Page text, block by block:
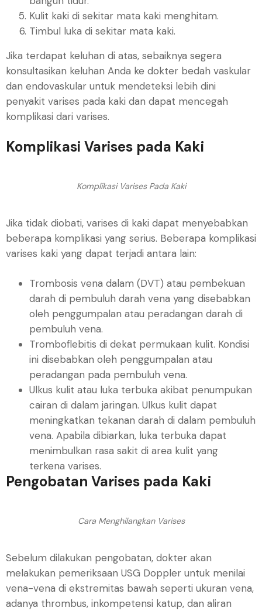
Kulit kaki di sekitar mata kaki menghitam.
Timbul luka di sekitar mata kaki.
Jika terdapat keluhan di atas, sebaiknya segera
konsultasikan keluhan Anda ke dokter bedah vaskular
dan endovaskular untuk mendeteksi lebih dini
penyakit varises pada kaki dan dapat mencegah
komplikasi dari varises.
Komplikasi Varises pada Kaki
Komplikasi Varises Pada Kaki
Jika tidak diobati, varises di kaki dapat menyebabkan
beberapa komplikasi yang serius. Beberapa komplikasi
varises kaki yang dapat terjadi antara lain:
Trombosis vena dalam (DVT) atau pembekuan
darah di pembuluh darah vena yang disebabkan
oleh penggumpalan atau peradangan darah di
pembuluh vena.
Tromboflebitis di dekat permukaan kulit. Kondisi
ini disebabkan oleh penggumpalan atau
peradangan pada pembuluh vena.
Ulkus kulit atau luka terbuka akibat penumpukan
cairan di dalam jaringan. Ulkus kulit dapat
meningkatkan tekanan darah di dalam pembuluh
vena. Apabila dibiarkan, luka terbuka dapat
menimbulkan rasa sakit di area kulit yang
terkena varises.
Pengobatan Varises pada Kaki
Cara Menghilangkan Varises
Sebelum dilakukan pengobatan, dokter akan
melakukan pemeriksaan USG Doppler untuk menilai
vena-vena di ekstremitas bawah seperti ukuran vena,
adanya thrombus, inkompetensi katup, dan aliran